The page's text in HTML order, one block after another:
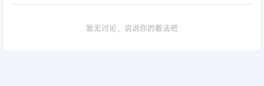
暂无讨论，说说你的看法吧